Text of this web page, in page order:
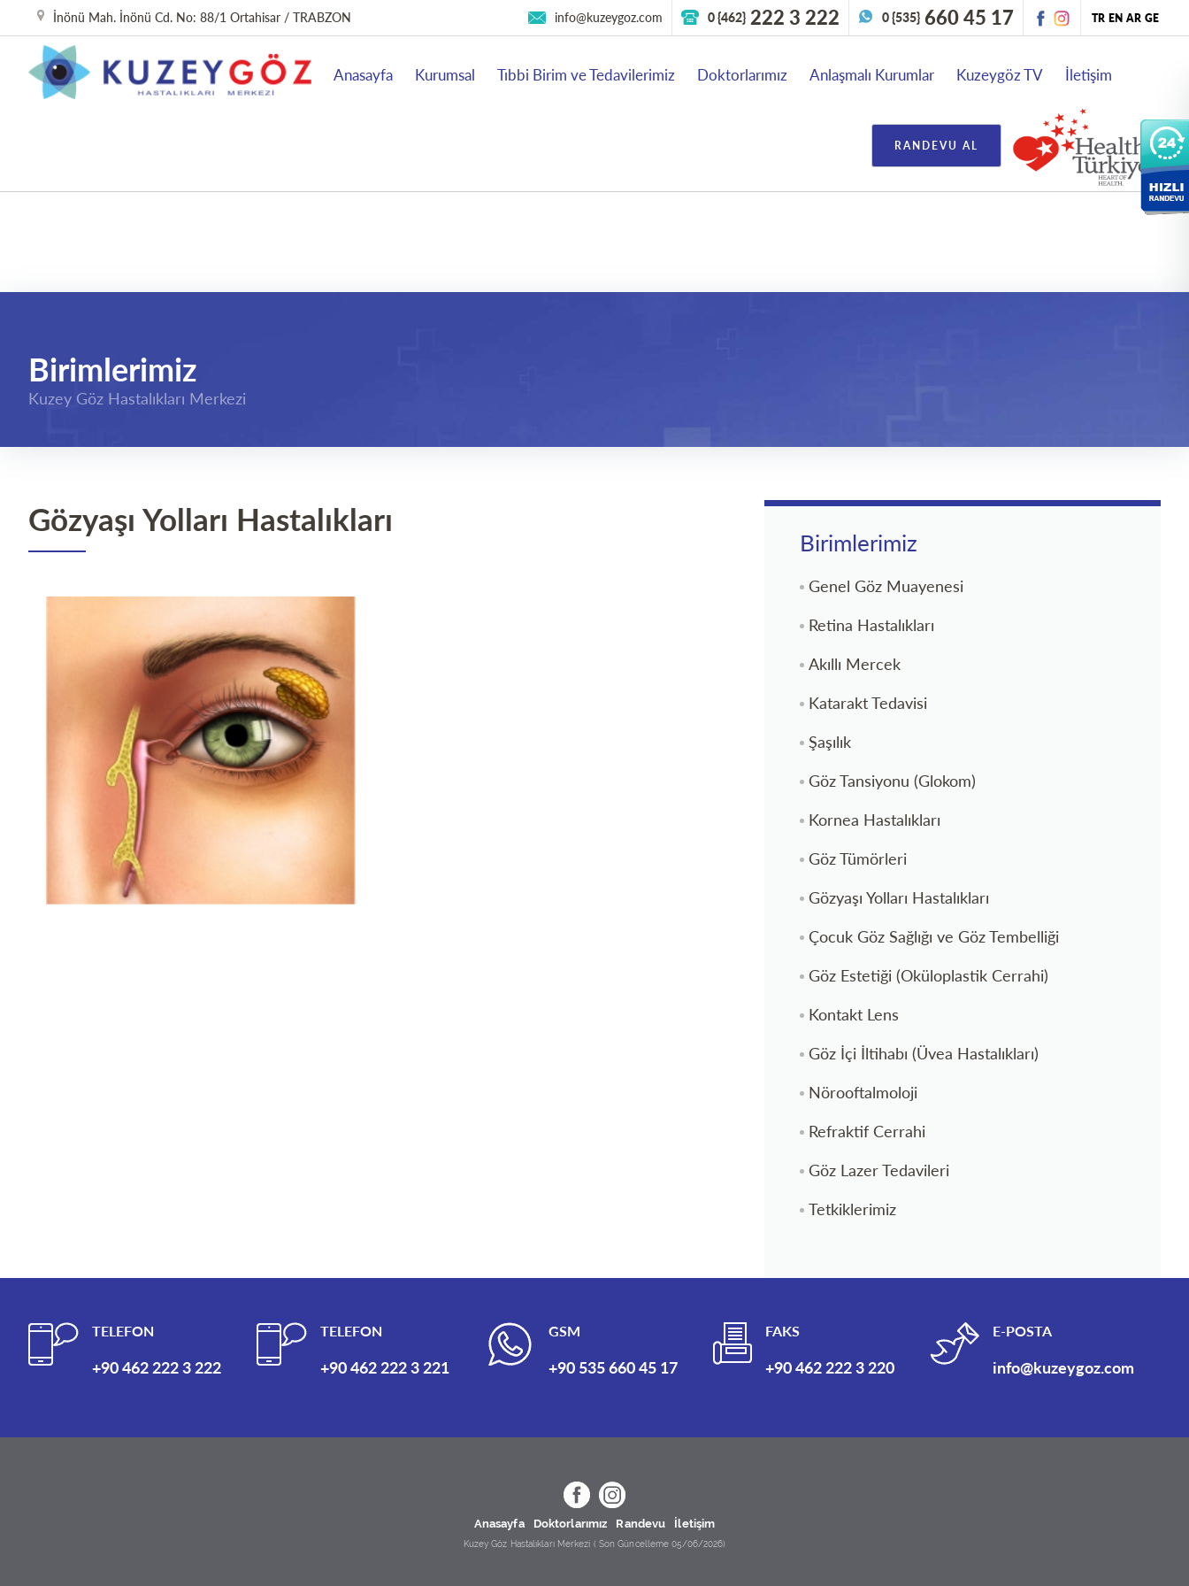
TR EN AR GE
0 {535} 660 45 17
0 {462} 222 3 222
info@kuzeygoz.com
İnönü Mah. İnönü Cd. No: 88/1 Ortahisar / TRABZON
Anasayfa Kurumsal Tıbbi Birim ve Tedavilerimiz Doktorlarımız Anlaşmalı Kurumlar Kuzeygöz TV İletişim
RANDEVU AL
Birimlerimiz
Kuzey Göz Hastalıkları Merkezi
Gözyaşı Yolları Hastalıkları
Birimlerimiz
Genel Göz Muayenesi
Retina Hastalıkları
Akıllı Mercek
Katarakt Tedavisi
Şaşılık
Göz Tansiyonu (Glokom)
Kornea Hastalıkları
Göz Tümörleri
Gözyaşı Yolları Hastalıkları
Çocuk Göz Sağlığı ve Göz Tembelliği
Göz Estetiği (Oküloplastik Cerrahi)
Kontakt Lens
Göz İçi İltihabı (Üvea Hastalıkları)
Nörooftalmoloji
Refraktif Cerrahi
Göz Lazer Tedavileri
Tetkiklerimiz
TELEFON
+90 462 222 3 222
TELEFON
+90 462 222 3 221
GSM
+90 535 660 45 17
FAKS
+90 462 222 3 220
E-POSTA
info@kuzeygoz.com
Anasayfa Doktorlarımız Randevu İletişim
Kuzey Göz Hastalıkları Merkezi ( Son Güncelleme 05/06/2026)